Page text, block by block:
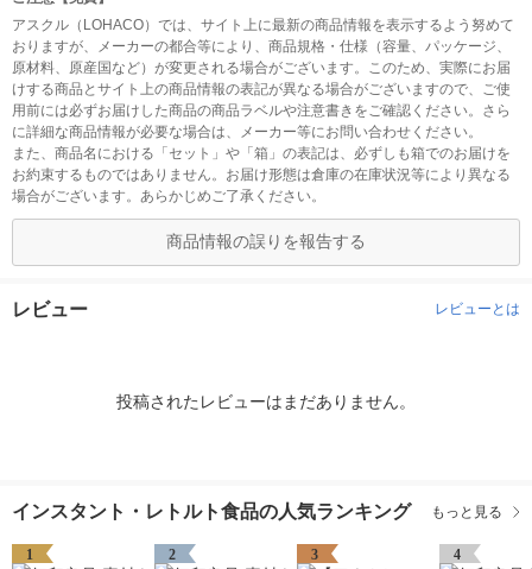
アスクル（LOHACO）では、サイト上に最新の商品情報を表示するよう努めて
おりますが、メーカーの都合等により、商品規格・仕様（容量、パッケージ、
原材料、原産国など）が変更される場合がございます。このため、実際にお届
けする商品とサイト上の商品情報の表記が異なる場合がございますので、ご使
用前には必ずお届けした商品の商品ラベルや注意書きをご確認ください。さら
に詳細な商品情報が必要な場合は、メーカー等にお問い合わせください。
また、商品名における「セット」や「箱」の表記は、必ずしも箱でのお届けを
お約束するものではありません。お届け形態は倉庫の在庫状況等により異なる
場合がございます。あらかじめご了承ください。
商品情報の誤りを報告する
レビュー レビューとは
投稿されたレビューはまだありません。
インスタント・レトルト食品の人気ランキング もっと見る
1 2 3 4